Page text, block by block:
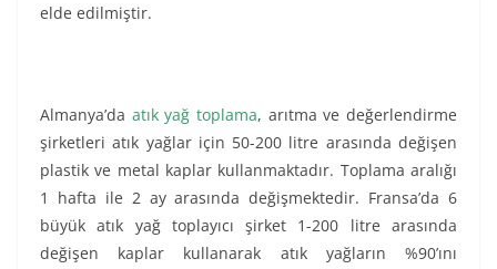
elde edilmiştir.
Almanya’da atık yağ toplama, arıtma ve değerlendirme
şirketleri atık yağlar için 50-200 litre arasında değişen
plastik ve metal kaplar kullanmaktadır. Toplama aralığı
1 hafta ile 2 ay arasında değişmektedir. Fransa’da 6
büyük atık yağ toplayıcı şirket 1-200 litre arasında
değişen kaplar kullanarak atık yağların %90’ını